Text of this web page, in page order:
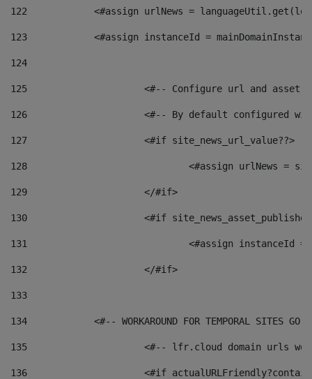
122
<#assign urlNews =
123
<#assign instanceId =
124
125 <#-- Configure url and asset
126 <#-- By default configured
127
			<#if site_news_url_value??>
128
129
			</#if>
130
<#if
131
132
			</#if>
133
134
<#-- WORKAROUND FOR TEMPORAL SITES GO
135
<#-- lfr.cloud domain urls
136
<#if